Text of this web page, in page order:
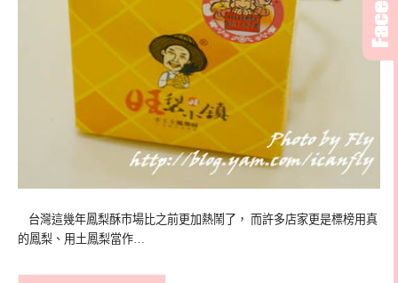
台灣這幾年鳳梨酥市場比之前更加熱鬧了， 而許多店家更是標榜用真
的鳳梨、用土鳳梨當作…